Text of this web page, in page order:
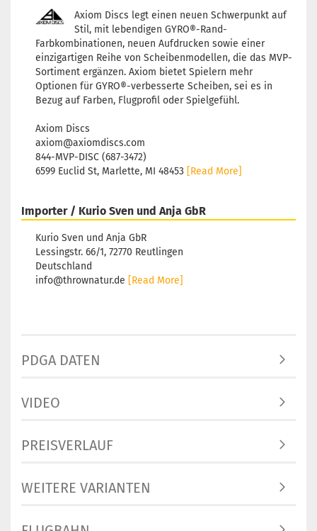
Axiom Discs legt einen neuen Schwerpunkt auf
Stil, mit lebendigen GYRO®-Rand-
Farbkombinationen, neuen Aufdrucken sowie einer
einzigartigen Reihe von Scheibenmodellen, die das MVP-
Sortiment ergänzen. Axiom bietet Spielern mehr
Optionen für GYRO®-verbesserte Scheiben, sei es in
Bezug auf Farben, Flugprofil oder Spielgefühl.
Axiom Discs
axiom@axiomdiscs.com
844-MVP-DISC (687-3472)
6599 Euclid St, Marlette, MI 48453 [Read More]
Importer / Kurio Sven und Anja GbR
Kurio Sven und Anja GbR
Lessingstr. 66/1, 72770 Reutlingen
Deutschland
info@thrownatur.de [Read More]
PDGA DATEN
VIDEO
PREISVERLAUF
WEITERE VARIANTEN